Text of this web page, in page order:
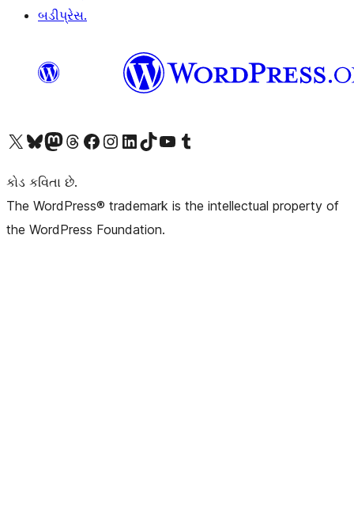
બડીપ્રેસ.
અમારા X (અગાઉ ટ્વિટર) એકાઉન્ટની મુલાકાત લોઅમારા Bluesky એકાઉન્ટની મુલાકાત લોઅમારા માસ્ટોડોન એકાઉન્ટની મુલાકાત લોઅમારા Threads એકાઉન્ટની મુલાકાત લો અમારા ફેસબુક પેજની મુલાકાત લોઅમારા ઇન્સ્ટાગ્રામ એકાઉન્ટની મુલાકાત લો અમારા LinkedIn એકાઉન્ટની મુલાકાત લોઅમારા TikTok એકાઉન્ટની મુલાકાત લોઅમારી YouTube ચેનલની મુલાકાત લો અમારા Tumblr એકાઉન્ટની મુલાકાત લો
કોડ કવિતા છે.
The WordPress® trademark is the intellectual property of
the WordPress Foundation.